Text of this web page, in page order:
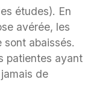
études). En
avérée, les
abaissés.
patientes ayant
de